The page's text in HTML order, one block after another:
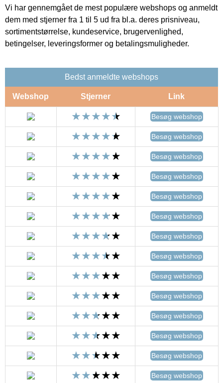
Vi har gennemgået de mest populære webshops og anmeldt
dem med stjerner fra 1 til 5 ud fra bl.a. deres prisniveau,
sortimentstørrelse, kundeservice, brugervenlighed,
betingelser, leveringsformer og betalingsmuligheder.
Bedst anmeldte webshops
Webshop Stjerner Link
Besøg webshop
Besøg webshop
Besøg webshop
Besøg webshop
Besøg webshop
Besøg webshop
Besøg webshop
Besøg webshop
Besøg webshop
Besøg webshop
Besøg webshop
Besøg webshop
Besøg webshop
Besøg webshop